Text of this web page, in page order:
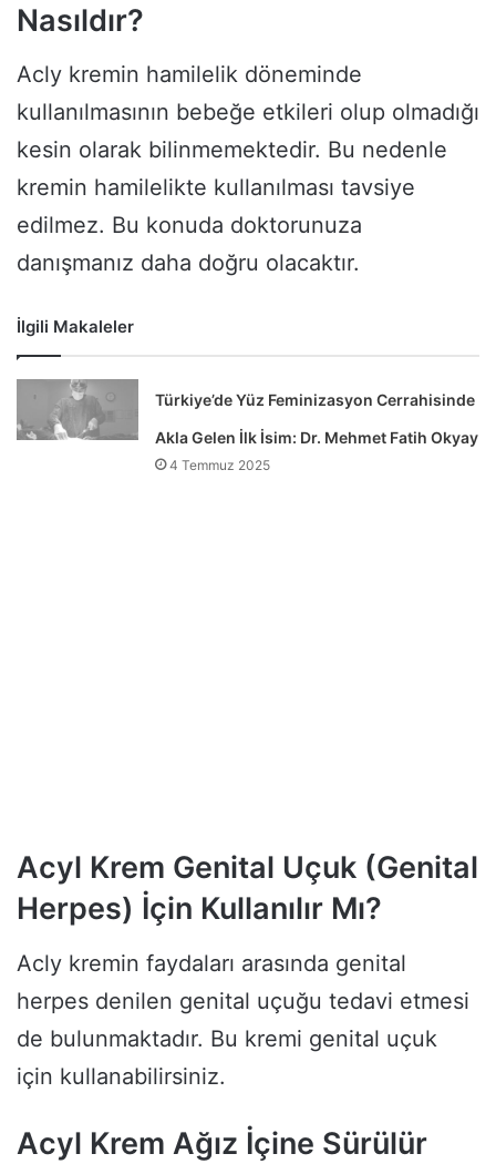
Nasıldır?
Acly kremin hamilelik döneminde
kullanılmasının bebeğe etkileri olup olmadığı
kesin olarak bilinmemektedir. Bu nedenle
kremin hamilelikte kullanılması tavsiye
edilmez. Bu konuda doktorunuza
danışmanız daha doğru olacaktır.
İlgili Makaleler
Türkiye’de Yüz Feminizasyon Cerrahisinde
Akla Gelen İlk İsim: Dr. Mehmet Fatih Okyay
4 Temmuz 2025
Acyl Krem Genital Uçuk (Genital
Herpes) İçin Kullanılır Mı?
Acly kremin faydaları arasında genital
herpes denilen genital uçuğu tedavi etmesi
de bulunmaktadır. Bu kremi genital uçuk
için kullanabilirsiniz.
Acyl Krem Ağız İçine Sürülür